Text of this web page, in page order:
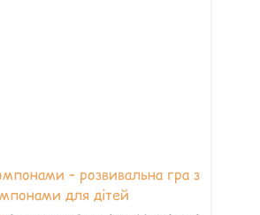
– розвивальна гра з
для дітей